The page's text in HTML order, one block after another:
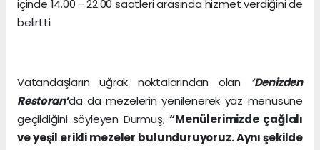
içinde 14.00 - 22.00 saatleri arasında hizmet verdiğini de
belirtti.
Vatandaşların uğrak noktalarından olan
‘Denizden
Restoran’da da mezelerin yenilenerek yaz menüsüne
geçildiğini söyleyen Durmuş,“Menülerimizde çağlalı
ve yeşil erikli mezeler bulunduruyoruz. Aynı şekilde